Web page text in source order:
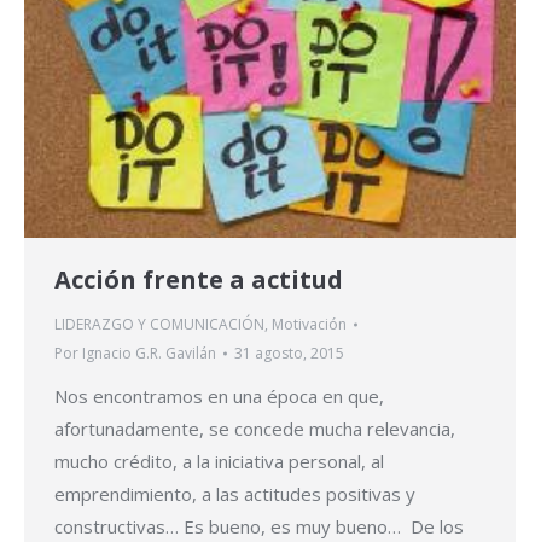
Acción frente a actitud
LIDERAZGO Y COMUNICACIÓN, Motivación
Por Ignacio G.R. Gavilán 31 agosto, 2015
Nos encontramos en una época en que,
afortunadamente, se concede mucha relevancia,
mucho crédito, a la iniciativa personal, al
emprendimiento, a las actitudes positivas y
constructivas… Es bueno, es muy bueno… De los